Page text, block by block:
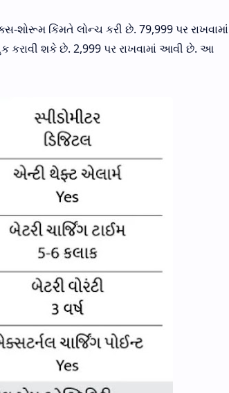
કિંમતે લોન્ચ કરી છે. 79,999 પર રાખવામાં
કરાવી શકે છે. 2,999 પર રાખવામાં આવી છે. આ